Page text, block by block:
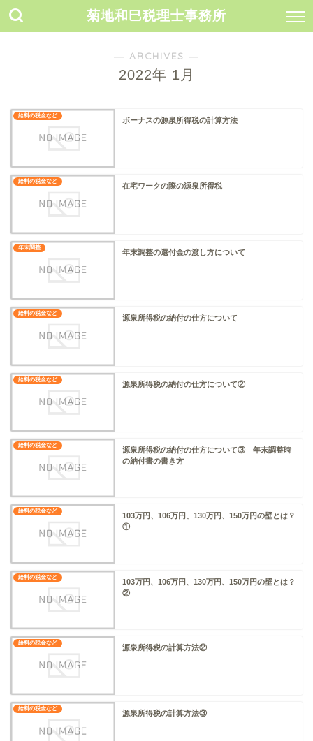
菊地和巳税理士事務所
― ARCHIVES ―
2022年 1月
給料の税金など
ボーナスの源泉所得税の計算方法
給料の税金など
在宅ワークの際の源泉所得税
年末調整
年末調整の還付金の渡し方について
給料の税金など
源泉所得税の納付の仕方について
給料の税金など
源泉所得税の納付の仕方について②
給料の税金など
源泉所得税の納付の仕方について③ 年末調整時
の納付書の書き方
給料の税金など
103万円、106万円、130万円、150万円の壁とは？
①
給料の税金など
103万円、106万円、130万円、150万円の壁とは？
②
給料の税金など
源泉所得税の計算方法②
給料の税金など
源泉所得税の計算方法③